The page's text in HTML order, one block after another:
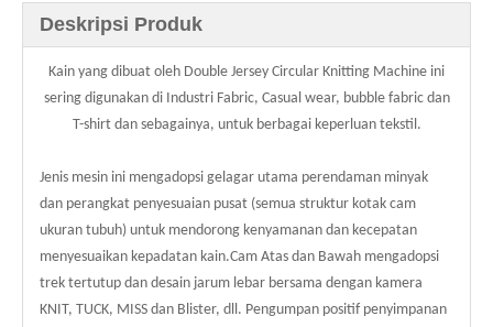
Deskripsi Produk
Kain yang dibuat oleh Double Jersey Circular Knitting Machine ini
sering digunakan di Industri Fabric, Casual wear, bubble fabric dan
T-shirt dan sebagainya, untuk berbagai keperluan tekstil.
Jenis mesin ini mengadopsi gelagar utama perendaman minyak
dan perangkat penyesuaian pusat (semua struktur kotak cam
ukuran tubuh) untuk mendorong kenyamanan dan kecepatan
menyesuaikan kepadatan kain.Cam Atas dan Bawah mengadopsi
trek tertutup dan desain jarum lebar bersama dengan kamera
KNIT, TUCK, MISS dan Blister, dll. Pengumpan positif penyimpanan